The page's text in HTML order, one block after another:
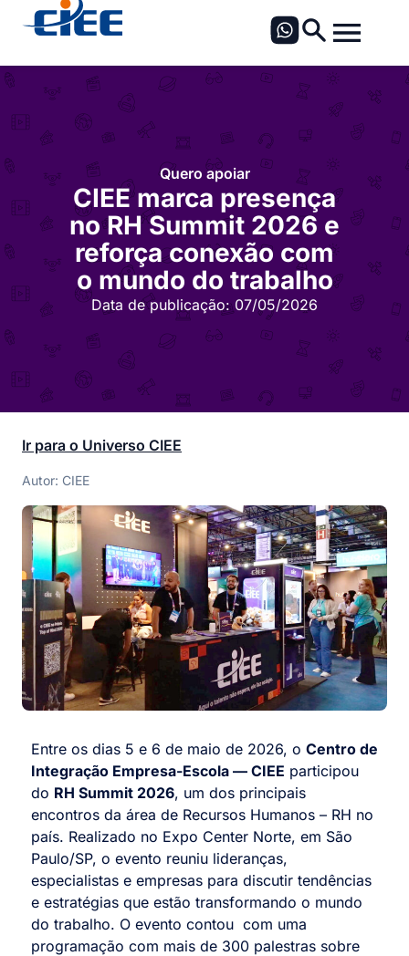
Quero apoiar
CIEE marca presença
no RH Summit 2026 e
reforça conexão com
o mundo do trabalho
Data de publicação: 07/05/2026
Ir para o Universo CIEE
Autor: CIEE
Entre os dias 5 e 6 de maio de 2026, o Centro de
Integração Empresa-Escola — CIEE participou
do RH Summit 2026, um dos principais
encontros da área de Recursos Humanos – RH no
país. Realizado no Expo Center Norte, em São
Paulo/SP, o evento reuniu lideranças,
especialistas e empresas para discutir tendências
e estratégias que estão transformando o mundo
do trabalho. O evento contou com uma
programação com mais de 300 palestras sobre